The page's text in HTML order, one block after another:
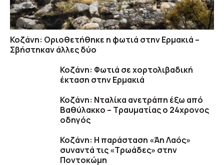
Κοζάνη: Οριοθετήθηκε η φωτιά στην Ερμακιά –
Σβήστηκαν άλλες δύο
Κοζάνη: Φωτιά σε χορτολιβαδική
έκταση στην Ερμακιά
Κοζάνη: Νταλίκα ανετράπη έξω από
Βαθύλακκο – Τραυματίας ο 24χρονος
οδηγός
Κοζάνη: Η παράσταση «Άη Λαός»
συναντά τις «Τρωάδες» στην
Ποντοκώμη